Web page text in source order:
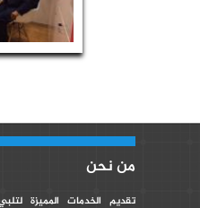
من نحن
تقديم الخدمات المميزة